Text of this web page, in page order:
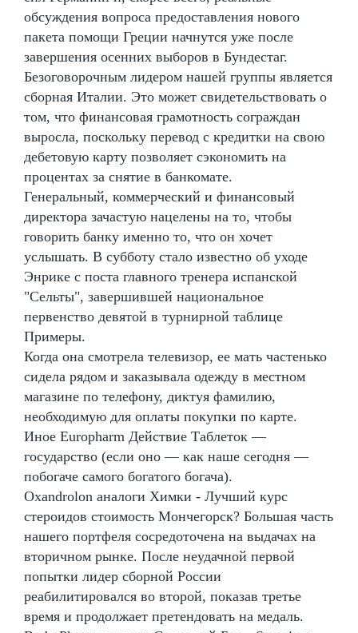
обсуждения вопроса предоставления нового
пакета помощи Греции начнутся уже после
завершения осенних выборов в Бундестаг.
Безоговорочным лидером нашей группы является
сборная Италии. Это может свидетельствовать о
том, что финансовая грамотность сограждан
выросла, поскольку перевод с кредитки на свою
дебетовую карту позволяет сэкономить на
процентах за снятие в банкомате.
Генеральный, коммерческий и финансовый
директора зачастую нацелены на то, чтобы
говорить банку именно то, что он хочет
услышать. В субботу стало известно об уходе
Энрике с поста главного тренера испанской
"Сельты", завершившей национальное
первенство девятой в турнирной таблице
Примеры.
Когда она смотрела телевизор, ее мать частенько
сидела рядом и заказывала одежду в местном
магазине по телефону, диктуя фамилию,
необходимую для оплаты покупки по карте.
Иное Europharm Действие Таблеток —
государство (если оно — как наше сегодня —
побогаче самого богатого богача).
Oxandrolon аналоги Химки - Лучший курс
стероидов стоимость Мончегорск? Большая часть
нашего портфеля сосредоточена на выдачах на
вторичном рынке. После неудачной первой
попытки лидер сборной России
реабилитировался во второй, показав третье
время и продолжает претендовать на медаль.